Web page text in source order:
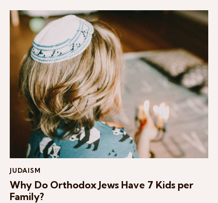
JUDAISM
Why Do Orthodox Jews Have 7 Kids per
Family?